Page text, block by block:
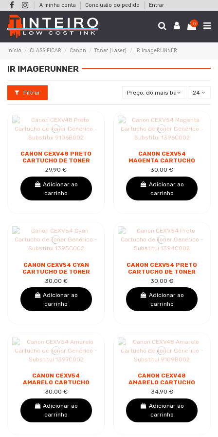
A minha conta Conclusão do pedido Entrar
0
Início CLASSIFICAR Canon Toner (Laser) IR imageRUNNER
IR IMAGERUNNER
Filtrar Preço, do mais baixo ao mais
24
CANON CEXV48 PRETO
CARTUCHO DE TONER
GENÉRICO -
SUBSTITUI 9106B002
29,90 €
Adicionar ao
carrinho
CANON CEXV54
MAGENTA CARTUCHO
DE TONER GENÉRICO -
SUBSTITUI 1396C002
30,00 €
Adicionar ao
carrinho
CANON CEXV54 CYAN
CARTUCHO DE TONER
GENÉRICO -
SUBSTITUI 1395C002
30,00 €
Adicionar ao
carrinho
CANON CEXV54 PRETO
CARTUCHO DE TONER
GENÉRICO -
SUBSTITUI 1394C002
30,00 €
Adicionar ao
carrinho
CANON CEXV54
AMARELO CARTUCHO
DE TONER GENÉRICO -
SUBSTITUI 1397C002
30,00 €
Adicionar ao
carrinho
CANON CEXV48
AMARELO CARTUCHO
DE TONER GENÉRICO -
SUBSTITUI 9109B002
34,90 €
Adicionar ao
carrinho